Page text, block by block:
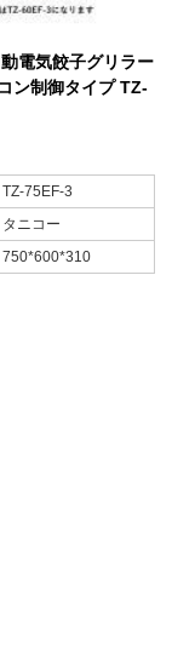
電気餃子グリラー
ン制御タイプ TZ-
TZ-75EF-3
タニコー
750*600*310